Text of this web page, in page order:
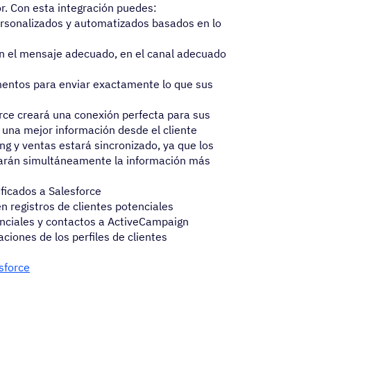
Con esta integración puedes:
y automatizados basados en lo
mensaje adecuado, en el canal adecuado
para enviar exactamente lo que sus
creará una conexión perfecta para sus
mejor información desde el cliente
y ventas estará sincronizado, ya que los
simultáneamente la información más
a Salesforce
registros de clientes potenciales
y contactos a ActiveCampaign
de los perfiles de clientes